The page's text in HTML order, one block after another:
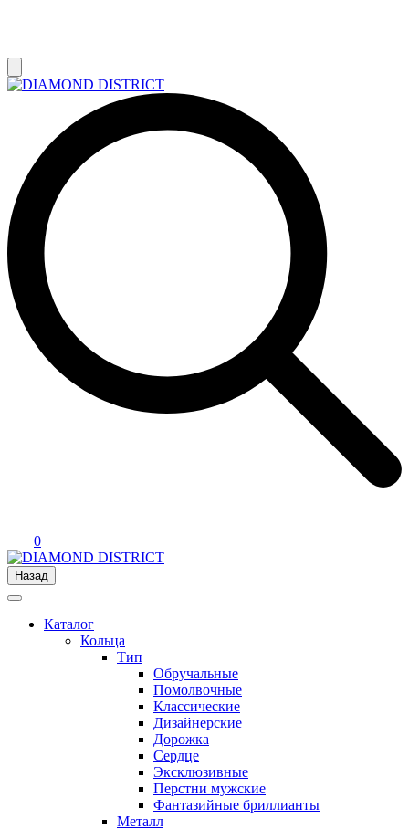
0
Назад
Каталог
Кольца
Тип
Обручальные
Помолвочные
Классические
Дизайнерские
Дорожка
Сердце
Эксклюзивные
Перстни мужские
Фантазийные бриллианты
Металл